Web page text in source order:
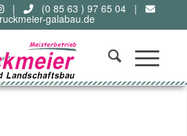
| (0 85 63 ) 97 65 04|
galabau.de